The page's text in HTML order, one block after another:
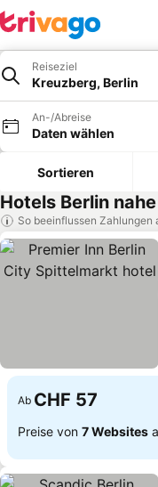
Reiseziel
Kreuzberg, Berlin
An-/Abreise
Daten wählen
Sortieren
Hotels Berlin
So beeinflussen Zahlungen
Ab CHF 57
Preise von 7 Websites